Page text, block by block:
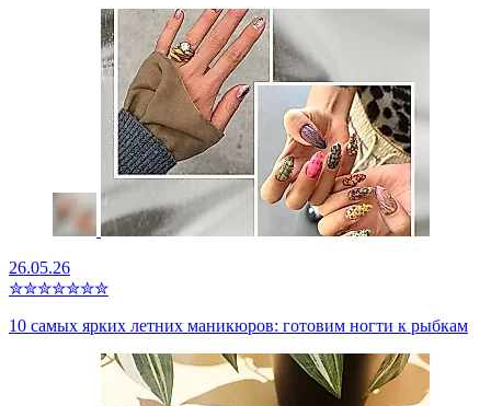
26.05.26
✮✮✮✮✮✮✮
10 самых ярких летних маникюров: готовим ногти к рыбкам